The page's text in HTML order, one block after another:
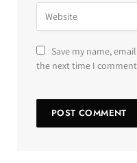
Save my name,
the next time I